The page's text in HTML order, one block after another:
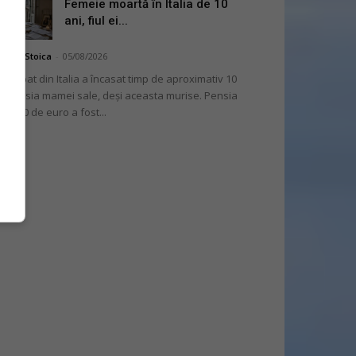
Femeie moartă în Italia de 10
ani, fiul ei...
Stoica 05/08/2026
bărbat din Italia a încasat timp de aproximativ 10
pensia mamei sale, deși aceasta murise. Pensia
2.000 de euro a fost...